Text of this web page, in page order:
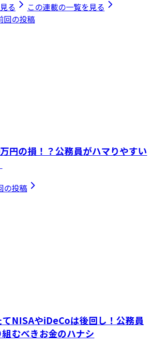
る
この連載の一覧を見る
回の投稿
円の損！？公務員がハマりやすい
の投稿
てNISAやiDeCoは後回し！公務員
むべきお金のハナシ